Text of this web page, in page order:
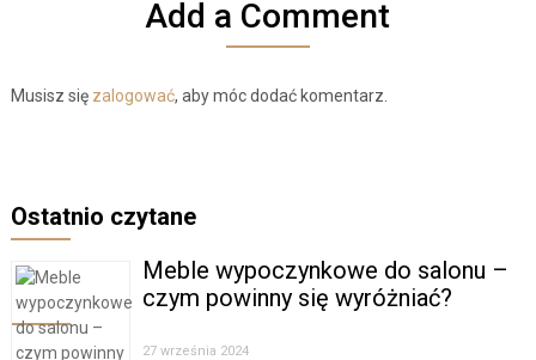
Add a Comment
Musisz się zalogować, aby móc dodać komentarz.
Ostatnio czytane
Meble wypoczynkowe do salonu –
czym powinny się wyróżniać?
27 września 2024